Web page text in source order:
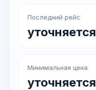
Последний рейс
уточняется
Минимальная цена
уточняется